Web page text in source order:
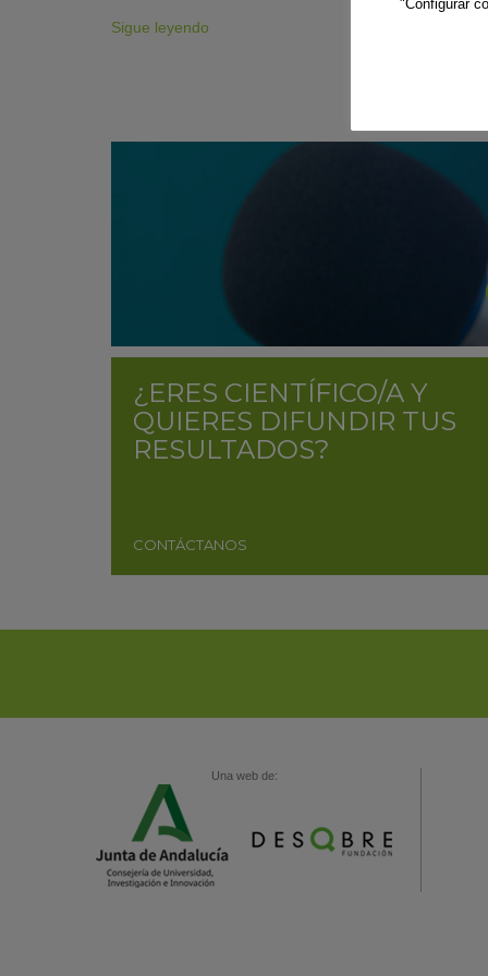
Sigue leyendo
¿ERES CIENTÍFICO/A Y
QUIERES DIFUNDIR TUS
RESULTADOS?
CONTÁCTANOS
Una web de:
"Configurar